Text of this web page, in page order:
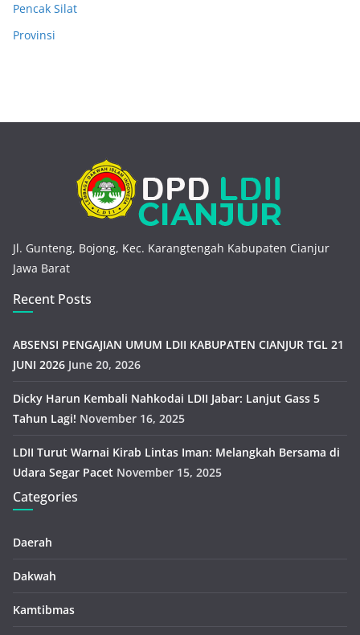
Pencak Silat
Provinsi
Jl. Gunteng, Bojong, Kec. Karangtengah Kabupaten Cianjur
Jawa Barat
Recent Posts
ABSENSI PENGAJIAN UMUM LDII KABUPATEN CIANJUR TGL 21
JUNI 2026 June 20, 2026
Dicky Harun Kembali Nahkodai LDII Jabar: Lanjut Gass 5
Tahun Lagi! November 16, 2025
LDII Turut Warnai Kirab Lintas Iman: Melangkah Bersama di
Udara Segar Pacet November 15, 2025
Categories
Daerah
Dakwah
Kamtibmas